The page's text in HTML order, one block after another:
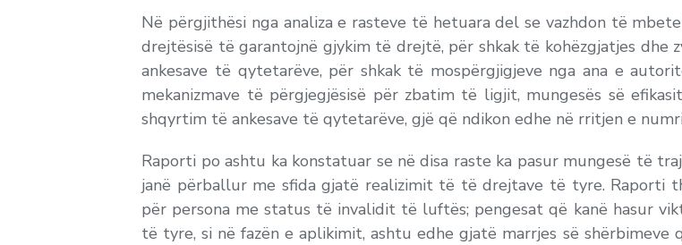
Në përgjithësi nga analiza e rasteve të hetuara del se vazhdon të
drejtësisë të garantojnë gjykim të drejtë, për shkak të kohëzgjatjes dhe
ankesave të qytetarëve, për shkak të mospërgjigjeve nga ana e
mekanizmave të përgjegjësisë për zbatim të ligjit, mungesës së
shqyrtim të ankesave të qytetarëve, gjë që ndikon edhe në rritjen e
Raporti po ashtu ka konstatuar se në disa raste ka pasur mungesë të
janë përballur me sfida gjatë realizimit të të drejtave të tyre. Raporti
për persona me status të invalidit të luftës; pengesat që kanë hasur
të tyre, si në fazën e aplikimit, ashtu edhe gjatë marrjes së